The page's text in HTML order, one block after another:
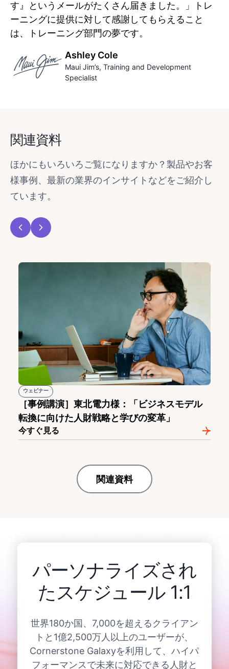
す』というメールがたくさん届きました。」トレ
ーニングに提供に対して感謝してもらえること
は、トレーニング部門の夢です。
Ashley Cole
Maui Jim’s, Training and Development
Specialist
関連資料
ほかにもいろいろご覧になりますか？製品やお客
様事例、最新の業界のインサイトなどをご紹介し
ています。
ウェビナー
［事例講演］東北電力様：「ビジネスモデル
転換に向けた人財戦略と学びの変革」
今すぐ見る
関連資料
パーソナライズされ
たスケジュール 1:1
世界180か国、7,000を超えるクライアン
トと1億2,500万人以上のユーザーが、
Cornerstone Galaxyを利用して、ハイパ
フォーマンスで未来に対応できる人財と